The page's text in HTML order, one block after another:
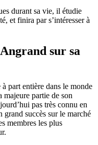
durant sa vie, il étudie
et finira par s’intéresser à
sur sa
part entière dans le monde
majeure partie de son
pas très connu en
grand succès sur le marché
membres les plus